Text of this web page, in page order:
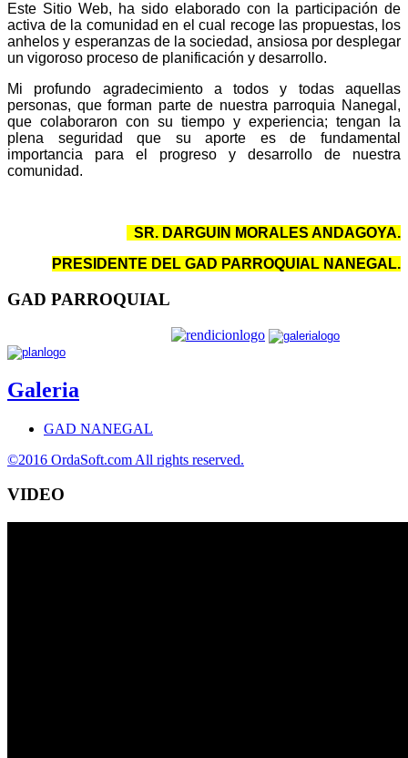
Este Sitio Web, ha sido elaborado con la participación de
activa de la comunidad en el cual recoge las propuestas, los
anhelos y esperanzas de la sociedad, ansiosa por desplegar
un vigoroso proceso de planificación y desarrollo.
Mi profundo agradecimiento a todos y todas aquellas
personas, que forman parte de nuestra parroquia Nanegal,
que colaboraron con su tiempo y experiencia; tengan la
plena seguridad que su aporte es de fundamental
importancia para el progreso y desarrollo de nuestra
comunidad.
SR. DARGUIN MORALES ANDAGOYA.
PRESIDENTE DEL GAD PARROQUIAL NANEGAL.
GAD PARROQUIAL
Galeria
GAD NANEGAL
©2016 OrdaSoft.com All rights reserved.
VIDEO